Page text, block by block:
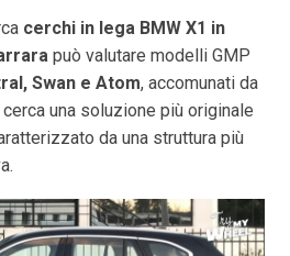
cerchi in lega BMW X1 in
può valutare modelli GMP
Swan e Atom, accomunati da
una soluzione più originale
da una struttura più